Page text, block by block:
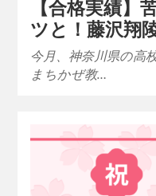
【合格実績】
ツと！藤沢翔
今月、神奈川県の高
まちかぜ教…